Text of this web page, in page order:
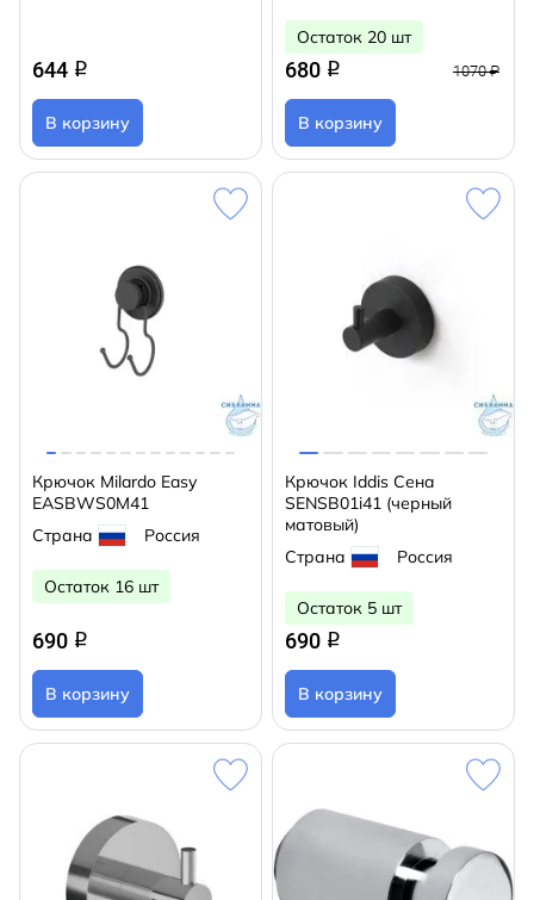
644 q
В корзину
Остаток 20 шт
680 q 1070 ₽
В корзину
Крючок Milardo Easy
EASBWS0M41
Страна
Россия
Остаток 16 шт
690 q
В корзину
Крючок Iddis Сена
SENSB01i41 (черный
матовый)
Страна
Россия
Остаток 5 шт
690 q
В корзину